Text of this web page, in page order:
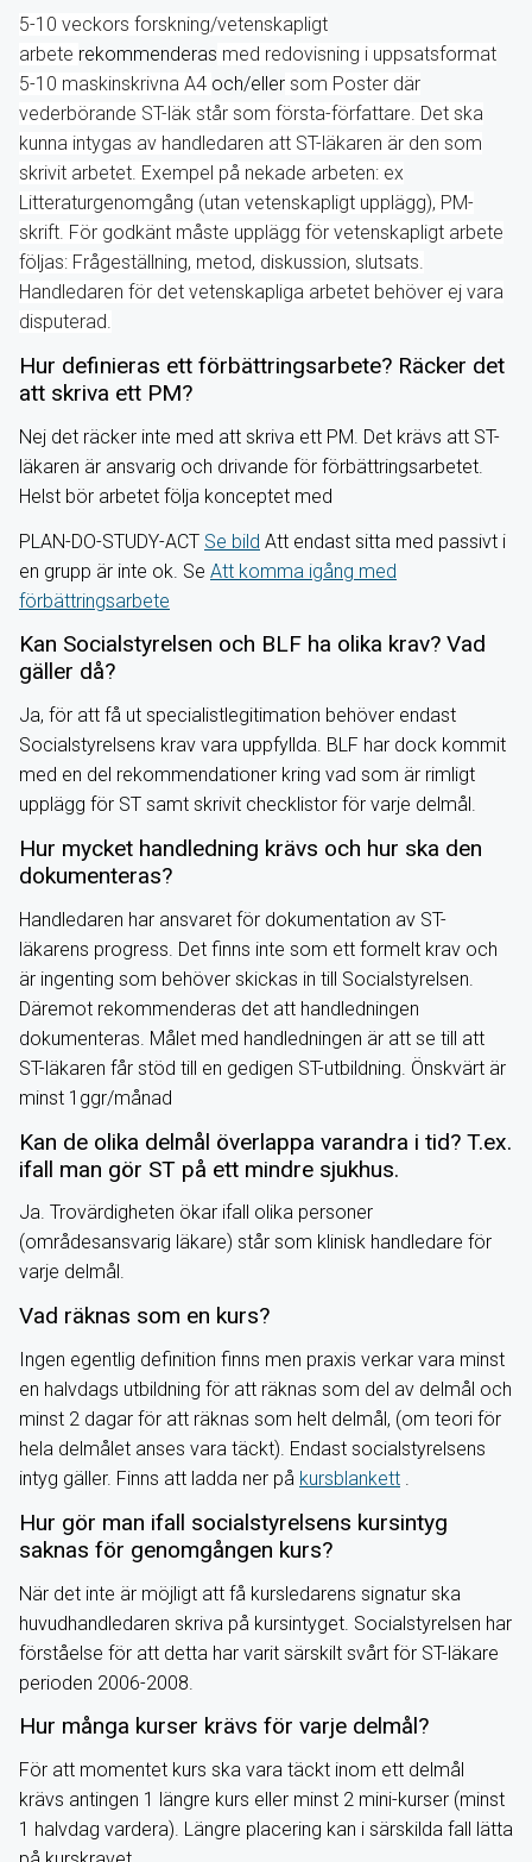
5-10 veckors forskning/vetenskapligt
arbete rekommenderas med redovisning i uppsatsformat
5-10 maskinskrivna A4 och/eller som Poster där
vederbörande ST-läk står som första-författare. Det ska
kunna intygas av handledaren att ST-läkaren är den som
skrivit arbetet. Exempel på nekade arbeten: ex
Litteraturgenomgång (utan vetenskapligt upplägg), PM-
skrift. För godkänt måste upplägg för vetenskapligt arbete
följas: Frågeställning, metod, diskussion, slutsats.
Handledaren för det vetenskapliga arbetet behöver ej vara
disputerad.
Hur definieras ett förbättringsarbete? Räcker det
att skriva ett PM?
Nej det räcker inte med att skriva ett PM. Det krävs att ST-
läkaren är ansvarig och drivande för förbättringsarbetet.
Helst bör arbetet följa konceptet med
PLAN-DO-STUDY-ACT Se bild Att endast sitta med passivt i
en grupp är inte ok. Se Att komma igång med
förbättringsarbete
Kan Socialstyrelsen och BLF ha olika krav? Vad
gäller då?
Ja, för att få ut specialistlegitimation behöver endast
Socialstyrelsens krav vara uppfyllda. BLF har dock kommit
med en del rekommendationer kring vad som är rimligt
upplägg för ST samt skrivit checklistor för varje delmål.
Hur mycket handledning krävs och hur ska den
dokumenteras?
Handledaren har ansvaret för dokumentation av ST-
läkarens progress. Det finns inte som ett formelt krav och
är ingenting som behöver skickas in till Socialstyrelsen.
Däremot rekommenderas det att handledningen
dokumenteras. Målet med handledningen är att se till att
ST-läkaren får stöd till en gedigen ST-utbildning. Önskvärt är
minst 1ggr/månad
Kan de olika delmål överlappa varandra i tid? T.ex.
ifall man gör ST på ett mindre sjukhus.
Ja. Trovärdigheten ökar ifall olika personer
(områdesansvarig läkare) står som klinisk handledare för
varje delmål.
Vad räknas som en kurs?
Ingen egentlig definition finns men praxis verkar vara minst
en halvdags utbildning för att räknas som del av delmål och
minst 2 dagar för att räknas som helt delmål, (om teori för
hela delmålet anses vara täckt). Endast socialstyrelsens
intyg gäller. Finns att ladda ner på kursblankett .
Hur gör man ifall socialstyrelsens kursintyg
saknas för genomgången kurs?
När det inte är möjligt att få kursledarens signatur ska
huvudhandledaren skriva på kursintyget. Socialstyrelsen har
förståelse för att detta har varit särskilt svårt för ST-läkare
perioden 2006-2008.
Hur många kurser krävs för varje delmål?
För att momentet kurs ska vara täckt inom ett delmål
krävs antingen 1 längre kurs eller minst 2 mini-kurser (minst
1 halvdag vardera). Längre placering kan i särskilda fall lätta